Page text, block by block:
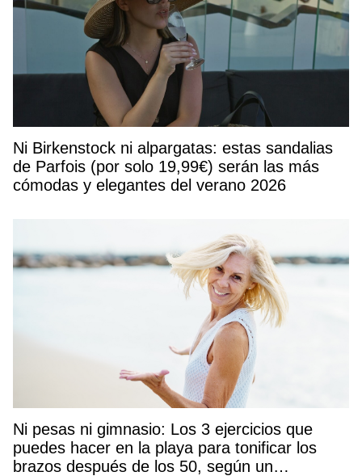
Ni Birkenstock ni alpargatas: estas sandalias
de Parfois (por solo 19,99€) serán las más
cómodas y elegantes del verano 2026
Ni pesas ni gimnasio: Los 3 ejercicios que
puedes hacer en la playa para tonificar los
brazos después de los 50, según un